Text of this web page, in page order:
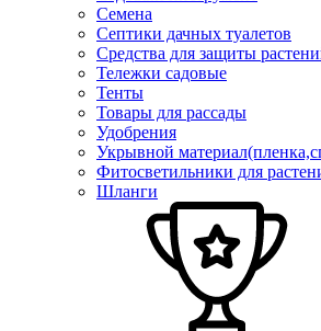
Семена
Септики дачных туалетов
Средства для защиты
Тележки садовые
Тенты
Товары для рассады
Удобрения
Укрывной
Фитосветильники для
Шланги